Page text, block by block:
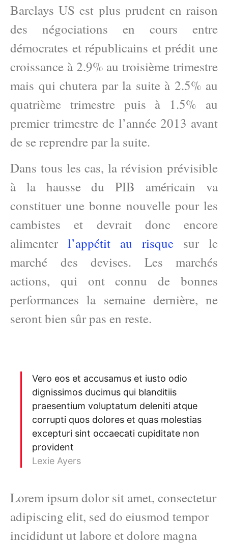
Barclays US est plus prudent en raison
des négociations en cours entre
démocrates et républicains et prédit une
croissance à 2.9% au troisième trimestre
mais qui chutera par la suite à 2.5% au
quatrième trimestre puis à 1.5% au
premier trimestre de l’année 2013 avant
de se reprendre par la suite.
Dans tous les cas, la révision prévisible
à la hausse du PIB américain va
constituer une bonne nouvelle pour les
cambistes et devrait donc encore
alimenter l’appétit au risque sur le
marché des devises. Les marchés
actions, qui ont connu de bonnes
performances la semaine dernière, ne
seront bien sûr pas en reste.
Vero eos et accusamus et iusto odio
dignissimos ducimus qui blanditiis
praesentium voluptatum deleniti atque
corrupti quos dolores et quas molestias
excepturi sint occaecati cupiditate non
provident
Lexie Ayers
Lorem ipsum dolor sit amet, consectetur
adipiscing elit, sed do eiusmod tempor
incididunt ut labore et dolore magna